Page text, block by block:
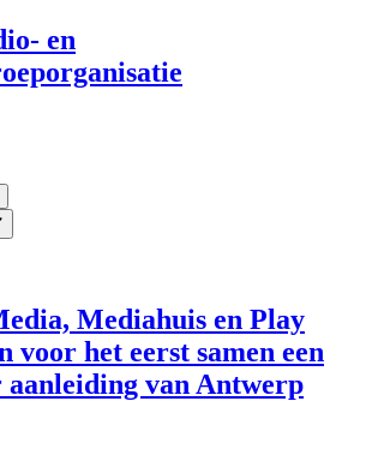
en
Mediahuis en Play
voor het eerst samen een
aanleiding van Antwerp